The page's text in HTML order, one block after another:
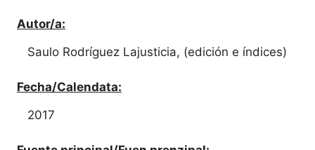
Autor/a:
Saulo Rodríguez Lajusticia, (edición e índices)
Fecha/Calendata:
2017